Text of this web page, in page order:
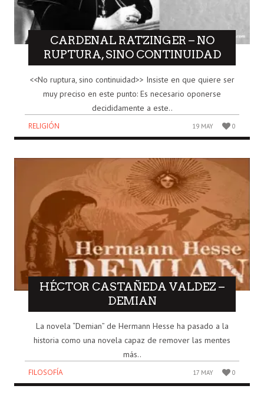
CARDENAL RATZINGER – NO
RUPTURA, SINO CONTINUIDAD
<<No ruptura, sino continuidad>> Insiste en que quiere ser
muy preciso en este punto: Es necesario oponerse
decididamente a este..
RELIGIÓN 19 MAY 0
HÉCTOR CASTAÑEDA VALDEZ –
DEMIAN
La novela “Demian” de Hermann Hesse ha pasado a la
historia como una novela capaz de remover las mentes
más..
FILOSOFÍA 17 MAY 0